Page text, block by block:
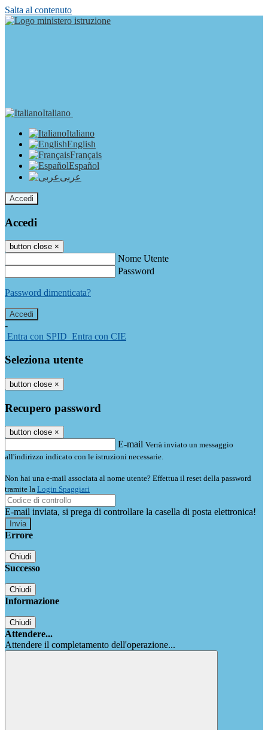
Salta al contenuto
Italiano
Italiano
English
Français
Español
عربى
Accedi
Accedi
button close ×
Nome Utente
Password
Password dimenticata?
-
Entra con SPID Entra con CIE
Seleziona utente
button close ×
Recupero password
button close ×
E-mail Verrà inviato un messaggio
all'indirizzo indicato con le istruzioni necessarie.
Non hai una e-mail associata al nome utente? Effettua il reset della password
tramite la Login Spaggiari
E-mail inviata, si prega di controllare la casella di posta elettronica!
Errore
Chiudi
Successo
Chiudi
Informazione
Chiudi
Attendere...
Attendere il completamento dell'operazione...